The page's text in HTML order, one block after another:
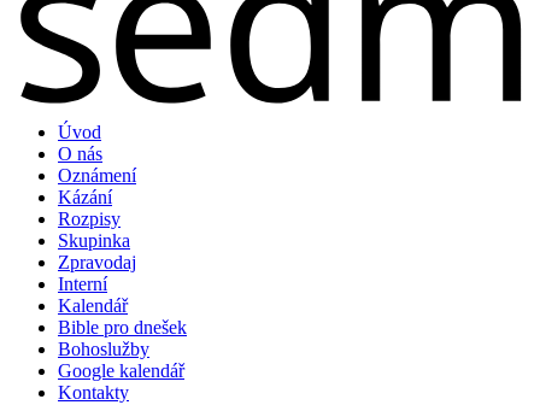
Úvod
O nás
Oznámení
Kázání
Rozpisy
Skupinka
Zpravodaj
Interní
Kalendář
Bible pro dnešek
Bohoslužby
Google kalendář
Kontakty